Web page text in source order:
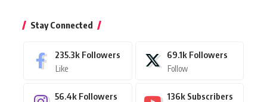
Stay Connected
235.3k Followers
Like
69.1k Followers
Follow
56.4k Followers 136k Subscribers